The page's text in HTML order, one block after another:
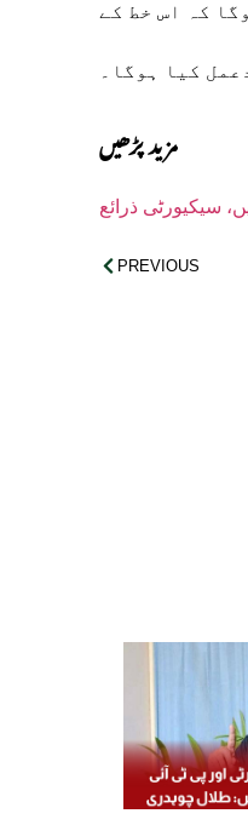
کہ اس خط کے
کیا ہوگا۔
مزید پڑھیں
سیکیورٹی ذرائع
PREVIOUS